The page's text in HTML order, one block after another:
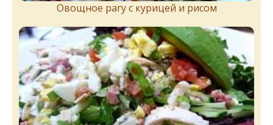
Овощное рагу с курицей и рисом